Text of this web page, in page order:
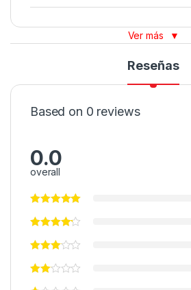
Ver más ▼
Reseñas
Based on 0 reviews
0.0
overall